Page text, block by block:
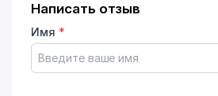
Написать отзыв
Имя *